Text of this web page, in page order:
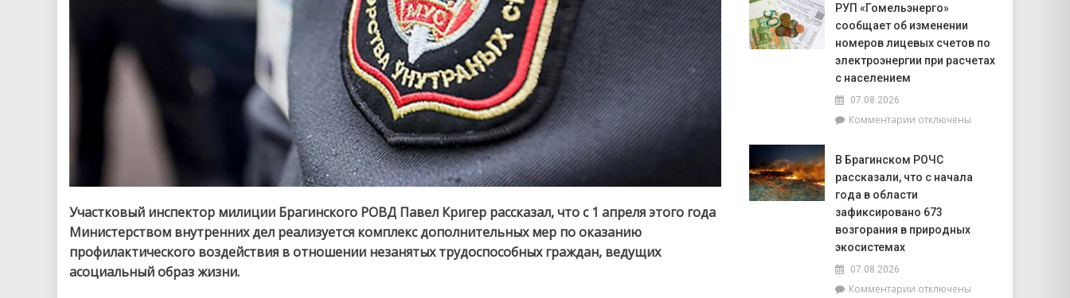
Участковый инспектор милиции Брагинского РОВД Павел Кригер рассказал, что с 1 апреля этого года
Министерством внутренних дел реализуется комплекс дополнительных мер по оказанию
профилактического воздействия в отношении незанятых трудоспособных граждан, ведущих
асоциальный образ жизни.
Вилейский
район
и
три
тысячи!
В
лидеров
РУП «Гомельэнерго»
сообщает об изменении
номеров лицевых счетов по
электроэнергии при расчетах
с населением
07.08.2026
Комментариик
«Гомельэнерго»
сообщает
об
изменении
номеров
лицевых
электроэнергии
отключены
В Брагинском РОЧС
рассказали, что с начала
года в области
зафиксировано 673
возгорания в природных
экосистемах
07.08.2026
Комментариикотключены